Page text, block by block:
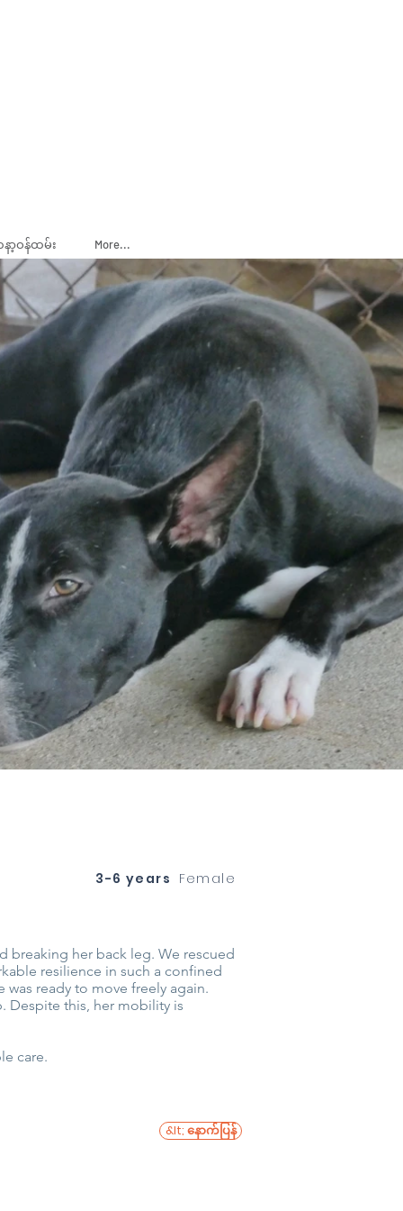
ာ့ဝန်ထမ်း More...
3-6 years Female
breaking her back leg. We rescued
resilience in such a confined
ready to move freely again.
Despite this, her mobility is
care.
&lt; နောက်ပြန်